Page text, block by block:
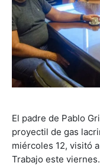
El padre de Pablo
proyectil de gas
miércoles 12, visitó
Trabajo este